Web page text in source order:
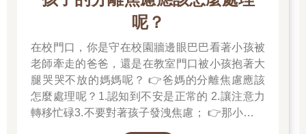
呢？
在校門口，你是守在校園牆邊眼巴巴看著小孩被
老師牽走的爸爸，還是在教室門口被小孩抱著大
腿哭哭不放的媽媽呢？ 👉爸媽的分離焦慮應該
怎麼處理呢？1.認知到不安是正常的 2.讓注意力
轉移忙碌3.不要對著孩子發洩焦慮； 👉那小朋友